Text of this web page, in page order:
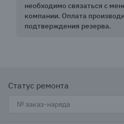
необходимо связаться с
компании. Оплата
подтверждения резерва.
Статус ремонта